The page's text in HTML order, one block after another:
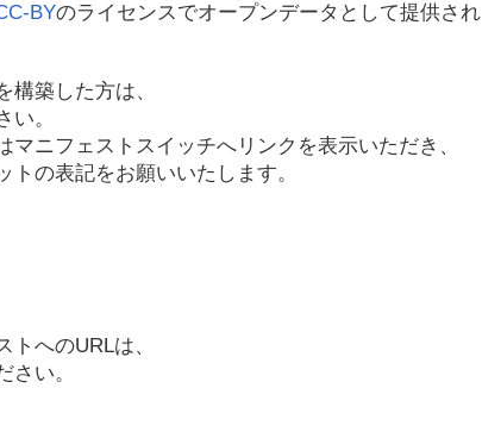
BYのライセンスでオープンデータとして提供され
築した方は、
。
ニフェストスイッチへリンクを表示いただき、
の表記をお願いいたします。
へのURLは、
い。